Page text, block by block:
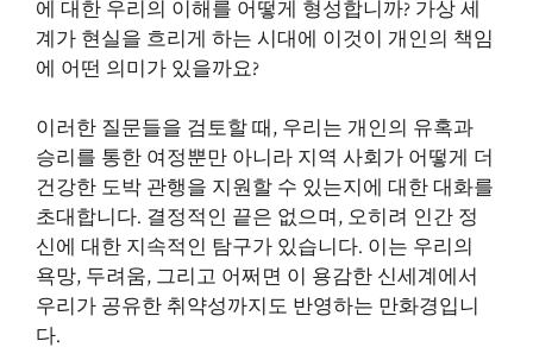
에 대한 우리의 이해를 어떻게 형성합니까? 가상 세
계가 현실을 흐리게 하는 시대에 이것이 개인의 책임
에 어떤 의미가 있을까요?
이러한 질문들을 검토할 때, 우리는 개인의 유혹과
승리를 통한 여정뿐만 아니라 지역 사회가 어떻게 더
건강한 도박 관행을 지원할 수 있는지에 대한 대화를
초대합니다. 결정적인 끝은 없으며, 오히려 인간 정
신에 대한 지속적인 탐구가 있습니다. 이는 우리의
욕망, 두려움, 그리고 어쩌면 이 용감한 신세계에서
우리가 공유한 취약성까지도 반영하는 만화경입니
다.